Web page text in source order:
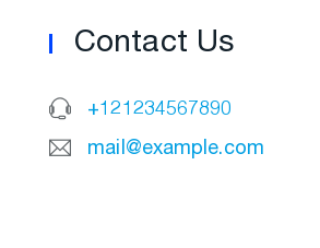
Contact Us
+121234567890
mail@example.com